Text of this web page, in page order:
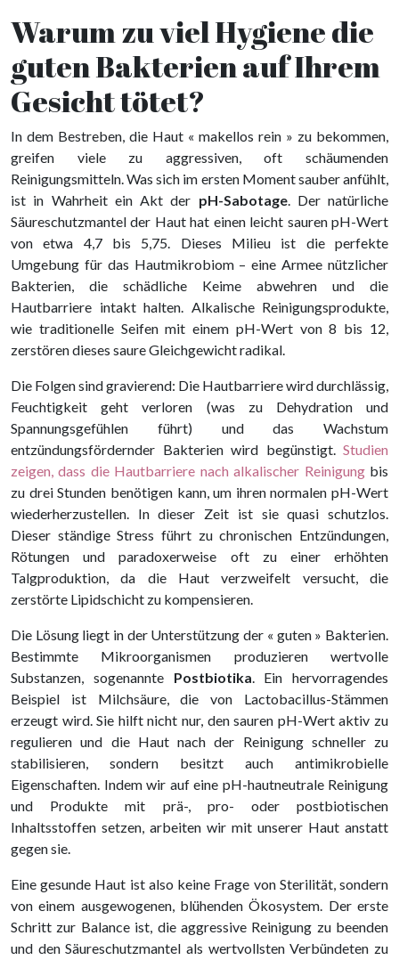
Warum zu viel Hygiene die
guten Bakterien auf Ihrem
Gesicht tötet?
In dem Bestreben, die Haut « makellos rein » zu bekommen,
greifen viele zu aggressiven, oft schäumenden
Reinigungsmitteln. Was sich im ersten Moment sauber anfühlt,
ist in Wahrheit ein Akt der pH-Sabotage. Der natürliche
Säureschutzmantel der Haut hat einen leicht sauren pH-Wert
von etwa 4,7 bis 5,75. Dieses Milieu ist die perfekte
Umgebung für das Hautmikrobiom – eine Armee nützlicher
Bakterien, die schädliche Keime abwehren und die
Hautbarriere intakt halten. Alkalische Reinigungsprodukte,
wie traditionelle Seifen mit einem pH-Wert von 8 bis 12,
zerstören dieses saure Gleichgewicht radikal.
Die Folgen sind gravierend: Die Hautbarriere wird durchlässig,
Feuchtigkeit geht verloren (was zu Dehydration und
Spannungsgefühlen führt) und das Wachstum
entzündungsfördernder Bakterien wird begünstigt. Studien
zeigen, dass die Hautbarriere nach alkalischer Reinigungbis
zu drei Stunden benötigen kann, um ihren normalen pH-Wert
wiederherzustellen. In dieser Zeit ist sie quasi schutzlos.
Dieser ständige Stress führt zu chronischen Entzündungen,
Rötungen und paradoxerweise oft zu einer erhöhten
Talgproduktion, da die Haut verzweifelt versucht, die
zerstörte Lipidschicht zu kompensieren.
Die Lösung liegt in der Unterstützung der « guten » Bakterien.
Bestimmte Mikroorganismen produzieren wertvolle
Substanzen, sogenannte Postbiotika. Ein hervorragendes
Beispiel ist Milchsäure, die von Lactobacillus-Stämmen
erzeugt wird. Sie hilft nicht nur, den sauren pH-Wert aktiv zu
regulieren und die Haut nach der Reinigung schneller zu
stabilisieren, sondern besitzt auch antimikrobielle
Eigenschaften. Indem wir auf eine pH-hautneutrale Reinigung
und Produkte mit prä-, pro- oder postbiotischen
Inhaltsstoffen setzen, arbeiten wir mit unserer Haut anstatt
gegen sie.
Eine gesunde Haut ist also keine Frage von Sterilität, sondern
von einem ausgewogenen, blühenden Ökosystem. Der erste
Schritt zur Balance ist, die aggressive Reinigung zu beenden
und den Säureschutzmantel als wertvollsten Verbündeten zu